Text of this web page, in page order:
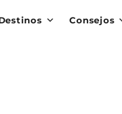
Consejos